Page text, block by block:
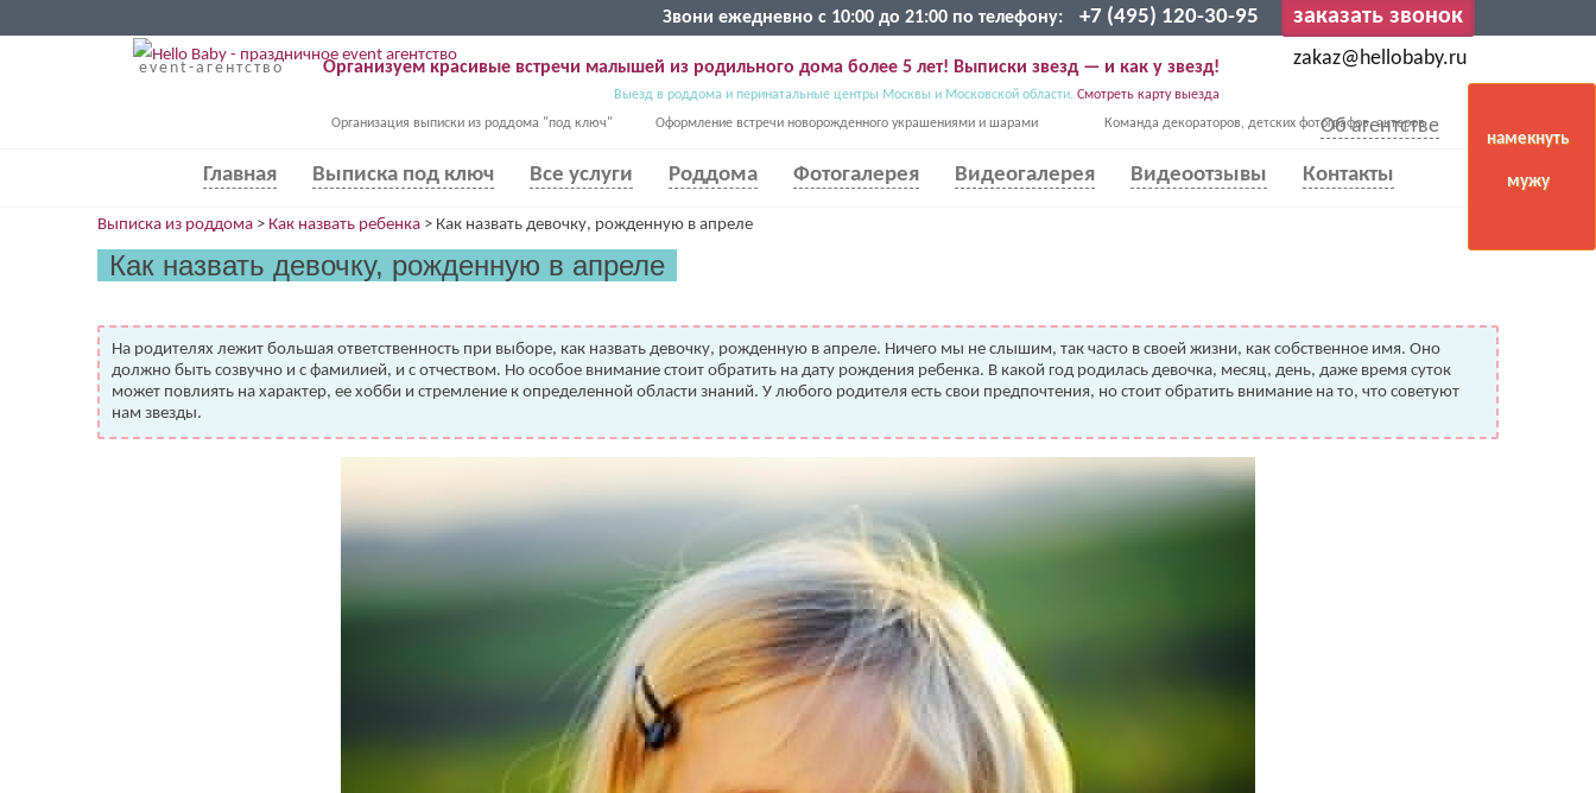
Звони ежедневно с 10:00 до 21:00 по телефону: +7 (495) 120-30-95 заказать звонок
Организуем красивые встречи малышей из родильного дома более 5 лет! Выписки звезд — и как у звезд!
Выезд в роддома и перинатальные центры Москвы и Московской области. Смотреть карту выезда
Организация выписки из роддома "под ключ"
Оформление встречи новорожденного украшениями и шарами Команда декораторов, детских фотографов, актеров
event-агентство zakaz@hellobaby.ru
Об агентстве
Главная Выписка под ключ Все услуги Роддома Фотогалерея Видеогалерея Видеоотзывы Контакты
намекнуть
мужу
Выписка из роддома > Как назвать ребенка > Как назвать девочку, рожденную в апреле
Как назвать девочку, рожденную в апреле
На родителях лежит большая ответственность при выборе, как назвать девочку, рожденную в апреле. Ничего мы не слышим, так часто в своей жизни, как собственное имя. Оно
должно быть созвучно и с фамилией, и с отчеством. Но особое внимание стоит обратить на дату рождения ребенка. В какой год родилась девочка, месяц, день, даже время суток
может повлиять на характер, ее хобби и стремление к определенной области знаний. У любого родителя есть свои предпочтения, но стоит обратить внимание на то, что советуют
нам звезды.